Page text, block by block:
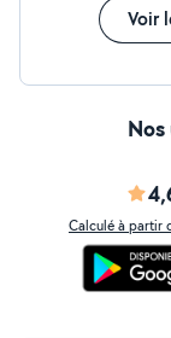
Voir
Calculé à partir